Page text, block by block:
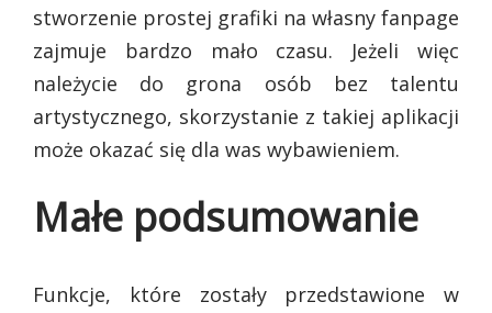
stworzenie prostej grafiki na własny fanpage
zajmuje bardzo mało czasu. Jeżeli więc
należycie do grona osób bez talentu
artystycznego, skorzystanie z takiej aplikacji
może okazać się dla was wybawieniem.
Małe podsumowanie
Funkcje, które zostały przedstawione w